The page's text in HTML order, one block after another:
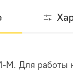
М. Для